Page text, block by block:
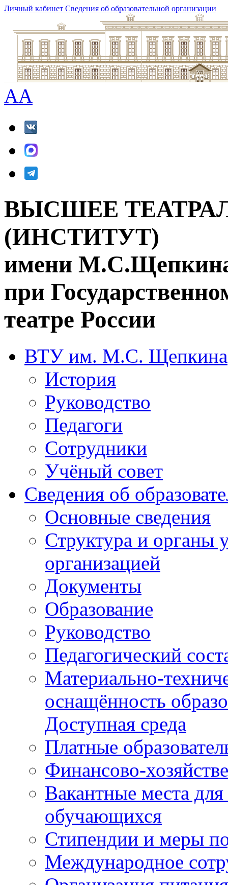
Личный кабинет Сведения об образовательной организации
AA
ВЫСШЕЕ
(ИНСТИТУТ)
имени
при
театре России
ВТУ им. М.С. Щепкина
История
Руководство
Педагоги
Сотрудники
Учёный совет
Сведения об
Основные сведения
Структура и органы
организацией
Документы
Образование
Руководство
Педагогический
Материально-
оснащённость
Доступная среда
Платные
Финансово-
Вакантные места
обучающихся
Стипендии и меры
Международное